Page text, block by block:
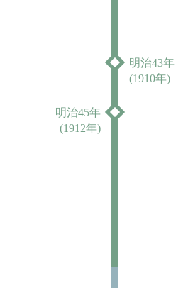
明治43年
(1910年)
明治45年
(1912年)